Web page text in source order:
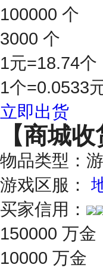
100000 个
3000 个
1元=18.74个
1个=0.0533
立即出货
【商城收
物品类型：
游戏区服：
买家信用：
150000 万金
10000 万金